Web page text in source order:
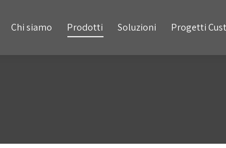
Chi siamo Prodotti Soluzioni Progetti
siamo Prodotti Soluzioni Progetti Custom